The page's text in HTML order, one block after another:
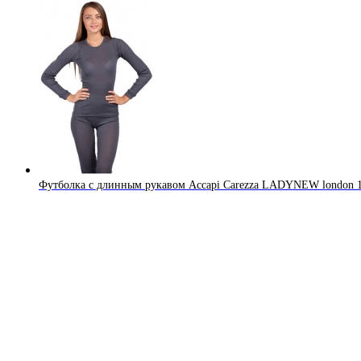
Футболка с длинным рукавом Accapi Carezza LADYNEW london